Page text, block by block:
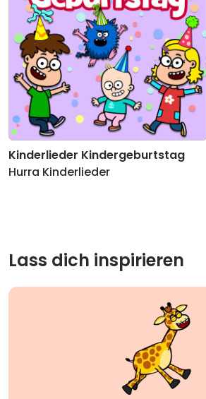
Kinderlieder Kindergeburtstag
Hurra Kinderlieder
Lass dich inspirieren